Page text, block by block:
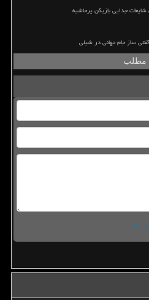
جدایی بازیکن پرحاشیه
ساز جام جهانی در شیلی
مطلب